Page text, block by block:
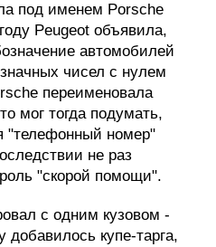
под именем Porsche
Peugeot объявила,
автомобилей
чисел с нулем
переименовала
мог тогда подумать,
"телефонный номер"
не раз
"скорой помощи".
с одним кузовом -
добавилось купе-тарга,